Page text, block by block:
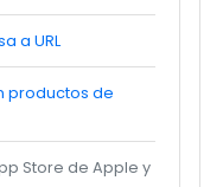
a URL
productos de
Store de Apple y